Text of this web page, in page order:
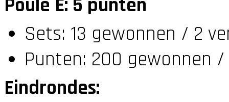
Poule E: 5 punten
Sets: 13 gewonnen / 2
Punten: 200 gewonnen /
Eindrondes: